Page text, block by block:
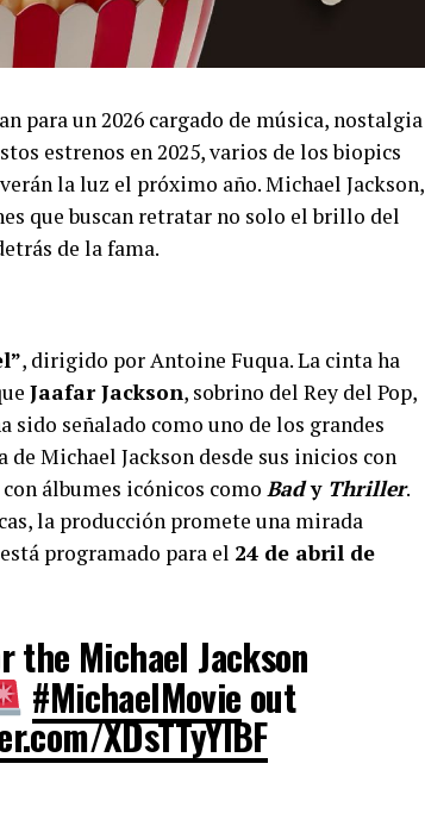
para un 2026 cargado de música, nostalgia
estrenos en 2025, varios de los biopics
la luz el próximo año. Michael Jackson,
que buscan retratar no solo el brillo del
de la fama.
, dirigido por Antoine Fuqua. La cinta ha
Jaafar Jackson, sobrino del Rey del Pop,
sido señalado como uno de los grandes
Michael Jackson desde sus inicios con
álbumes icónicos como Bady Thriller.
la producción promete una mirada
programado para el 24 de abril de
the Michael Jackson
#MichaelMovie out
XDsTTyYIBF